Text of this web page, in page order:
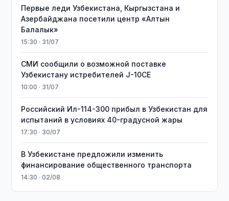
Первые леди Узбекистана, Кыргызстана и
Азербайджана посетили центр «Алтын
Балалык»
15:30 · 31/07
СМИ сообщили о возможной поставке
Узбекистану истребителей J-10CE
10:00 · 31/07
Российский Ил-114-300 прибыл в Узбекистан для
испытаний в условиях 40-градусной жары
17:30 · 30/07
В Узбекистане предложили изменить
финансирование общественного транспорта
14:30 · 02/08